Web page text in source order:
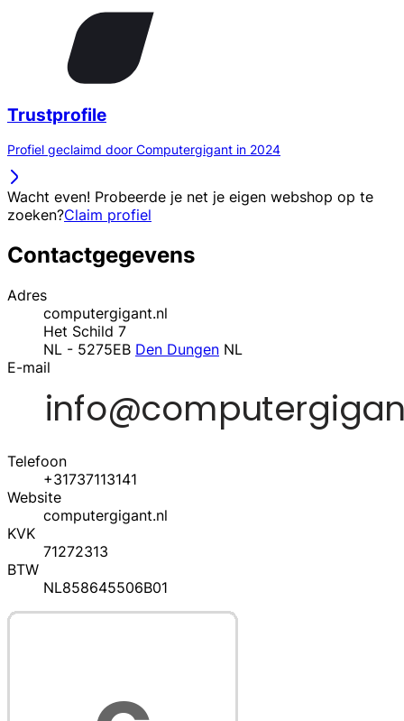
Trustprofile
Profiel geclaimd door Computergigant in 2024
Wacht even! Probeerde je net je eigen webshop op te
zoeken?Claim profiel
Contactgegevens
Adres
computergigant.nl
Het Schild 7
NL - 5275EB Den Dungen NL
E-mail
Telefoon
+31737113141
Website
computergigant.nl
KVK
71272313
BTW
NL858645506B01